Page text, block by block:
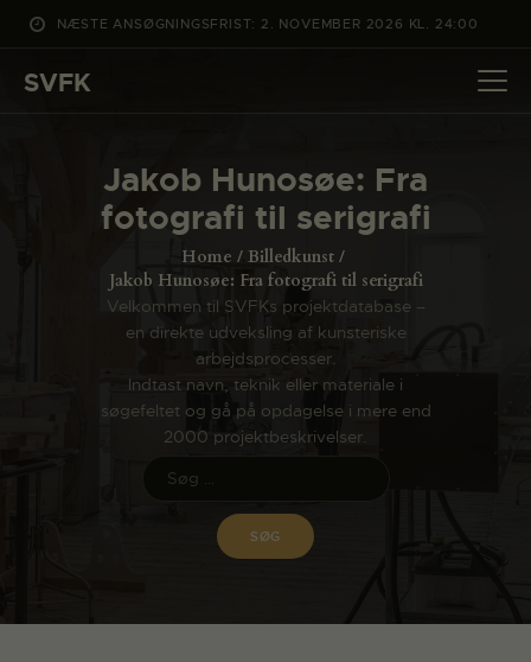
NÆSTE ANSØGNINGSFRIST: 2. NOVEMBER 2026 KL. 24:00
SVFK
Jakob Hunosøe: Fra
fotografi til serigrafi
Home
Billedkunst
Jakob Hunosøe: Fra fotografi til serigrafi
Velkommen til SVFKs projektdatabase –
en direkte udveksling af kunsteriske
arbejdsprocesser.
Indtast navn, teknik eller materiale i
søgefeltet og gå på opdagelse i mere end
2000 projektbeskrivelser.
DET SKER
PROJEKTER
CHANNEL
ANSØG
OM SVFK
ENGLISH